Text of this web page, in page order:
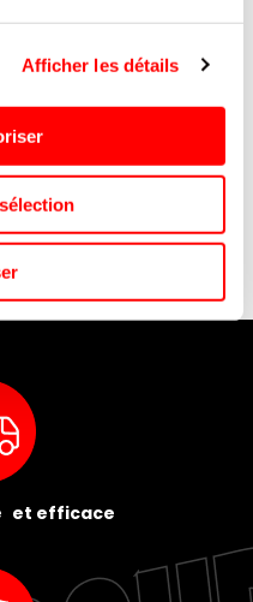
Afficher les détails
SUN LOLLY MANGUE -
GLAÇE À CONGELER -
8X60ML
et efficace